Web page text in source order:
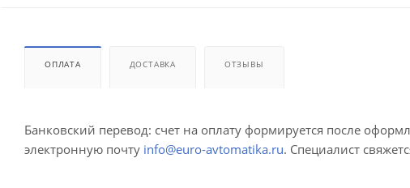
ОПЛАТА ДОСТАВКА ОТЗЫВЫ
Банковский перевод: счет на оплату формируется после
электронную почту info@euro-avtomatika.ru. Специалист